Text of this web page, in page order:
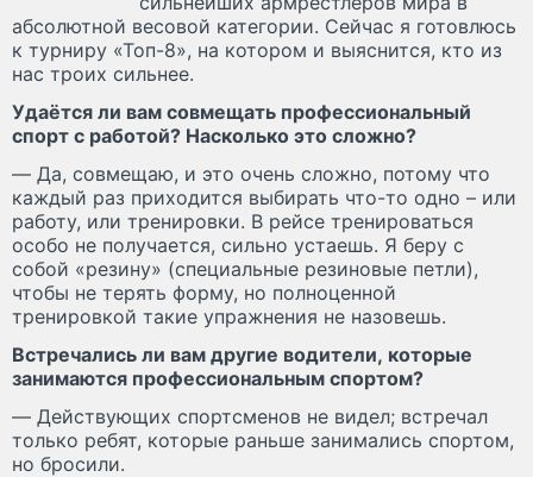
абсолютной весовой категории. Сейчас я готовлюсь
к турниру «Топ-8», на котором и выяснится, кто из
нас троих сильнее.
Удаётся ли вам совмещать профессиональный
спорт с работой? Насколько это сложно?
— Да, совмещаю, и это очень сложно, потому что
каждый раз приходится выбирать что-то одно – или
работу, или тренировки. В рейсе тренироваться
особо не получается, сильно устаешь. Я беру с
собой «резину» (специальные резиновые петли),
чтобы не терять форму, но полноценной
тренировкой такие упражнения не назовешь.
Встречались ли вам другие водители, которые
занимаются профессиональным спортом?
— Действующих спортсменов не видел; встречал
только ребят, которые раньше занимались спортом,
но бросили.